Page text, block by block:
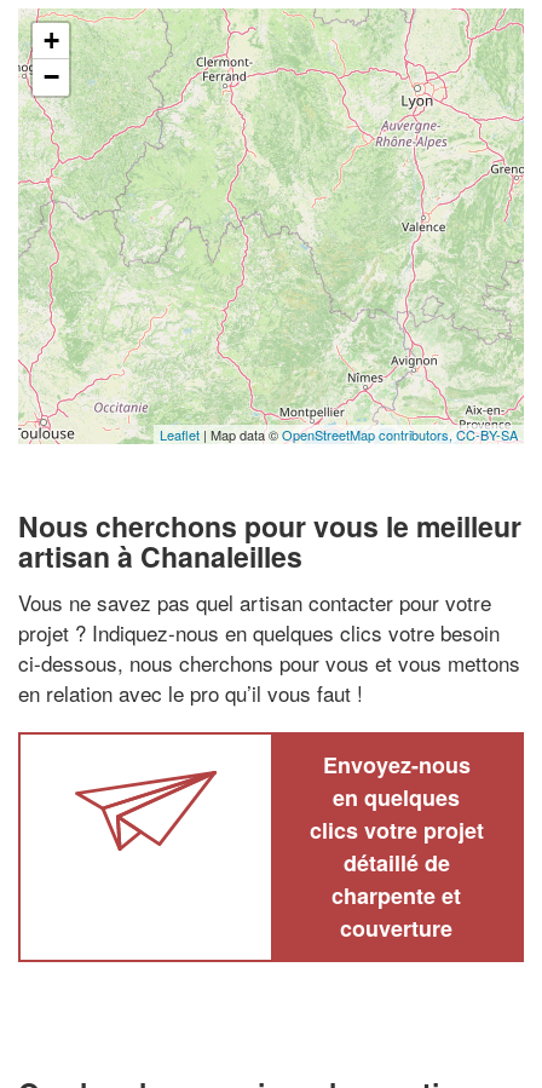
+
−
Leaflet | Map data ©OpenStreetMap contributors, CC-BY-SA
Nous cherchons pour vous le meilleur
artisan à Chanaleilles
Vous ne savez pas quel artisan contacter pour votre
projet ? Indiquez-nous en quelques clics votre besoin
ci-dessous, nous cherchons pour vous et vous mettons
en relation avec le pro qu’il vous faut !
Envoyez-nous
en quelques
clics votre projet
détaillé de
charpente et
couverture